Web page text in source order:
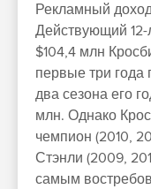
Рекламный
Действующий 12-
$104,4 млн
первые три
два сезона его
млн. Однако
чемпион (2010,
Стэнли (2009,
самым